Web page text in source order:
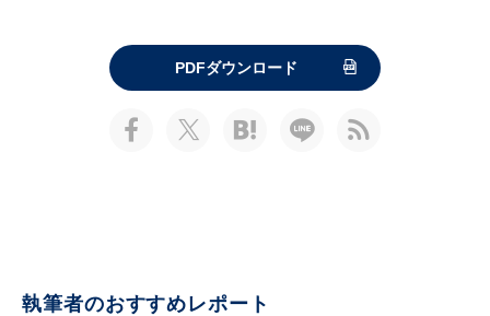
PDFダウンロード
執筆者のおすすめレポート